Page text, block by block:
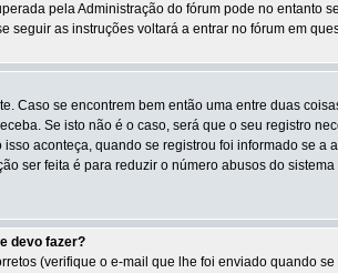
pela Administração do fórum pode no
seguir as instruções voltará a entrar no fórum em
Caso se encontrem bem então uma entre duas
Se isto não é o caso, será que o seu registro
aconteça, quando se registrou foi informado se
ser feita é para reduzir o número abusos do
devo fazer?
(verifique o e-mail que lhe foi enviado quando